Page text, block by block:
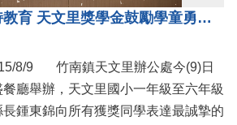
地方各界齊心支持教育 天文里獎學金鼓勵學童勇敢追夢
處今(9)日
餐廳舉辦，天文里國小一年級至六年級
鍾東錦向所有獲獎同學表達最誠摯的